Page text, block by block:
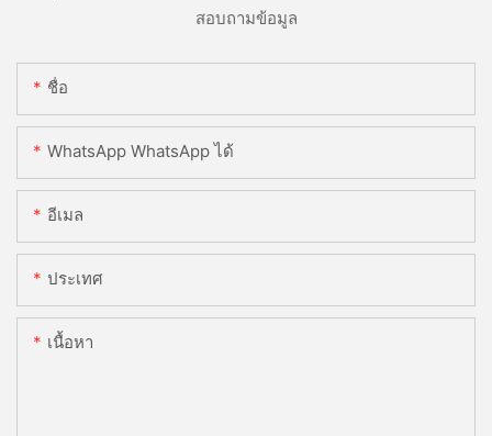
สอบถามข้อมูล
ชื่อ
WhatsApp WhatsApp ได้
อีเมล
ประเทศ
เนื้อหา